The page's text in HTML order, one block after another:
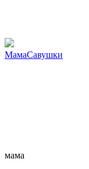
МамаСавушки
мама